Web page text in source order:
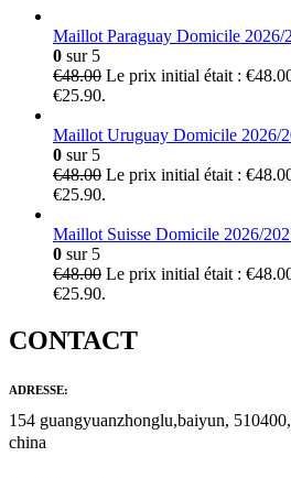
Maillot Paraguay Domicile 2026/
0 sur 5
€48.00 Le prix initial était :
€25.90.
Maillot Uruguay Domicile 2026/
0 sur 5
€48.00 Le prix initial était :
€25.90.
Maillot Suisse Domicile 2026/
0 sur 5
€48.00 Le prix initial était :
€25.90.
CONTACT
ADRESSE:
154 guangyuanzhonglu,baiyun,
china